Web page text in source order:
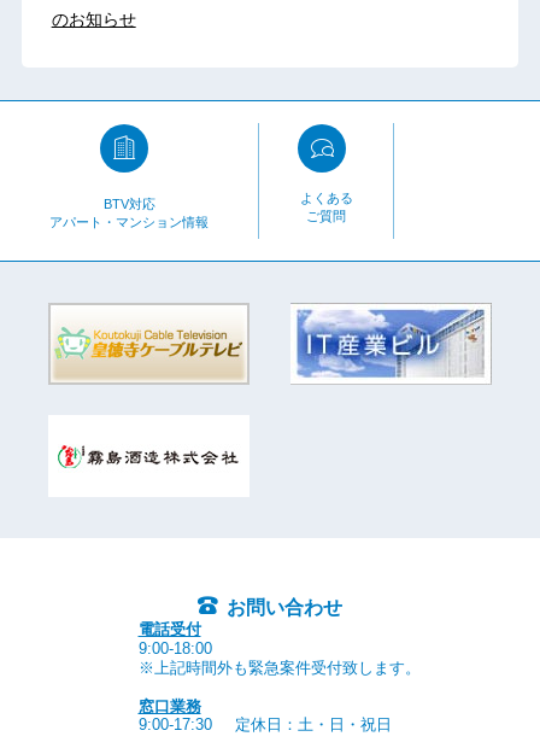
のお知らせ
BTV対応
アパート・マンション情報
よくある
ご質問
お問い合わせ
電話受付
9:00-18:00
※上記時間外も緊急案件受付致します。
窓口業務
9:00-17:30
定休日：土・日・祝日